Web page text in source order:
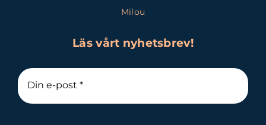
Milou
Läs vårt nyhetsbrev!